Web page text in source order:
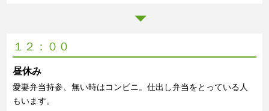
１２：００
昼休み
愛妻弁当持参、無い時はコンビニ。仕出し弁当をとっている人
もいます。